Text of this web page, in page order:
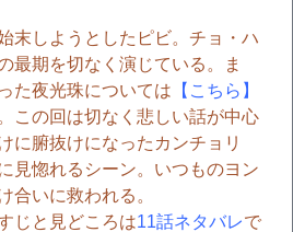
末しようとしたピビ。チョ・ハ
最期を切なく演じている。ま
た夜光珠については 【こちら】
この回は切なく悲しい話が中心
に腑抜けになったカンチョリ
見惚れるシーン。いつものヨン
合いに救われる。
じと見どころは11話ネタバレで